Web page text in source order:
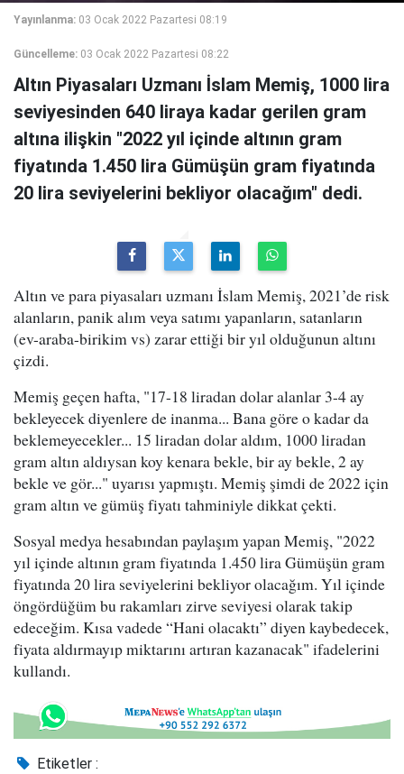
Yayınlanma: 03 Ocak 2022 Pazartesi 08:19
Güncelleme: 03 Ocak 2022 Pazartesi 08:22
Altın Piyasaları Uzmanı İslam Memiş, 1000 lira
seviyesinden 640 liraya kadar gerilen gram
altına ilişkin "2022 yıl içinde altının gram
fiyatında 1.450 lira Gümüşün gram fiyatında
20 lira seviyelerini bekliyor olacağım" dedi.
Altın ve para piyasaları uzmanı İslam Memiş, 2021’de risk
alanların, panik alım veya satımı yapanların, satanların
(ev-araba-birikim vs) zarar ettiği bir yıl olduğunun altını
çizdi.
Memiş geçen hafta, "17-18 liradan dolar alanlar 3-4 ay
bekleyecek diyenlere de inanma... Bana göre o kadar da
beklemeyecekler... 15 liradan dolar aldım, 1000 liradan
gram altın aldıysan koy kenara bekle, bir ay bekle, 2 ay
bekle ve gör..." uyarısı yapmıştı. Memiş şimdi de 2022 için
gram altın ve gümüş fiyatı tahminiyle dikkat çekti.
Sosyal medya hesabından paylaşım yapan Memiş, "2022
yıl içinde altının gram fiyatında 1.450 lira Gümüşün gram
fiyatında 20 lira seviyelerini bekliyor olacağım. Yıl içinde
öngördüğüm bu rakamları zirve seviyesi olarak takip
edeceğim. Kısa vadede “Hani olacaktı” diyen kaybedecek,
fiyata aldırmayıp miktarını artıran kazanacak" ifadelerini
kullandı.
Etiketler :